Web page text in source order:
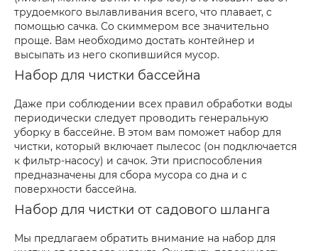
трудоемкого вылавливания всего, что плавает, с
помощью сачка. Со скиммером все значительно
проще. Вам необходимо достать контейнер и
высыпать из него скопившийся мусор.
Набор для чистки бассейна
Даже при соблюдении всех правил обработки воды
периодически следует проводить генеральную
уборку в бассейне. В этом вам поможет набор для
чистки, который включает пылесос (он подключается
к фильтр-насосу) и сачок. Эти приспособления
предназначены для сбора мусора со дна и с
поверхности бассейна.
Набор для чистки от садового шланга
Мы предлагаем обратить внимание на набор для